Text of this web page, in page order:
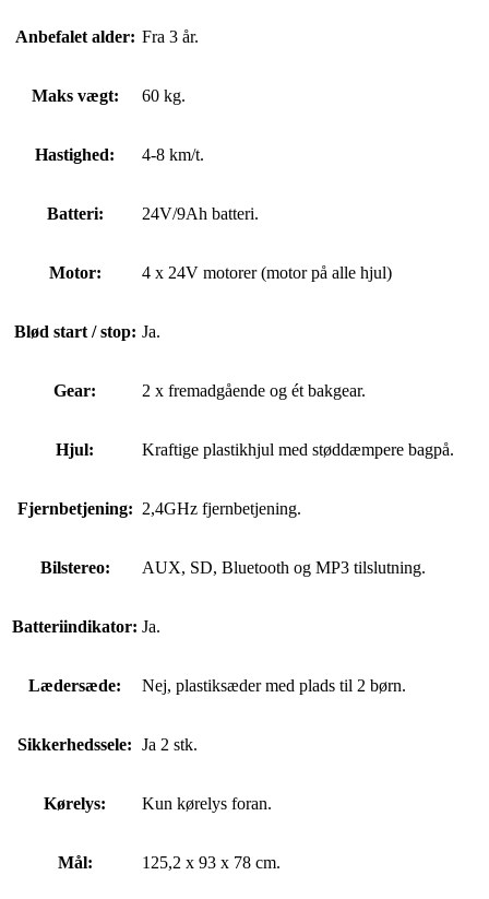
Anbefalet alder: Fra 3 år.
Maks vægt: 60 kg.
Hastighed: 4-8 km/t.
Batteri: 24V/9Ah batteri.
Motor: 4 x 24V motorer (motor på alle hjul)
Blød start / stop: Ja.
Gear: 2 x fremadgående og ét bakgear.
Hjul: Kraftige plastikhjul med støddæmpere bagpå.
Fjernbetjening: 2,4GHz fjernbetjening.
Bilstereo: AUX, SD, Bluetooth og MP3 tilslutning.
Batteriindikator: Ja.
Lædersæde: Nej, plastiksæder med plads til 2 børn.
Sikkerhedssele: Ja 2 stk.
Kørelys: Kun kørelys foran.
Mål: 125,2 x 93 x 78 cm.